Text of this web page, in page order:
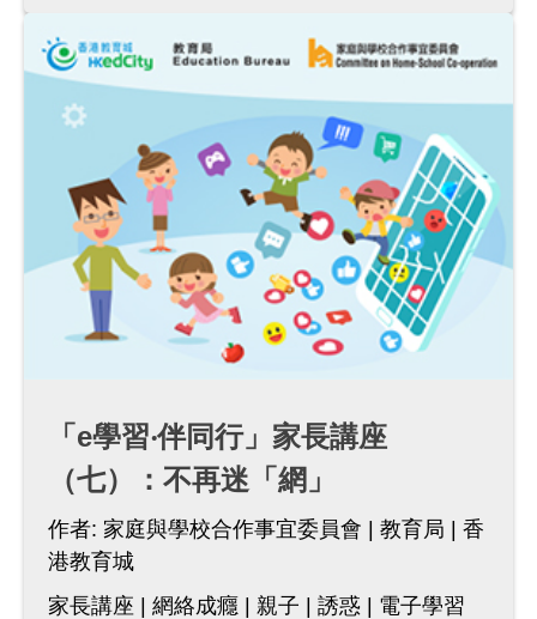
「e學習‧伴同行」家長講座
（七）：不再迷「網」
作者: 家庭與學校合作事宜委員會 教育局
香
港教育城
家長講座
網絡成癮 親子 誘惑
電子學習